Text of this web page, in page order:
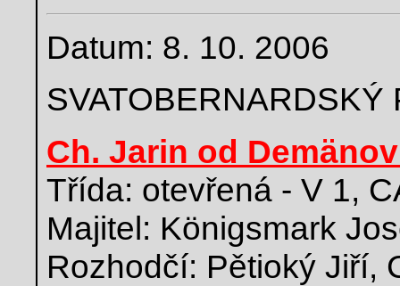
Datum: 8. 10. 2006
Ch. Jarin od
Třída: otevřená - V 1,
Majitel: Königsmark
Rozhodčí: Pětioký Jiří,